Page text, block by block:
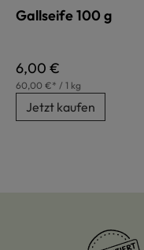
Gallseife 100 g
Regulärer Preis:
6,00 €
60,00 €* / 1 kg
Jetzt kaufen